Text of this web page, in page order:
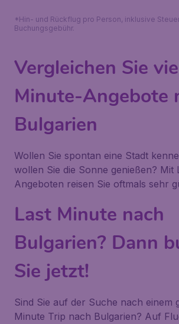
*Hin- und Rückflug pro Person, inklusive
Buchungsgebühr.
Vergleichen Sie
Minute-Angebote
Bulgarien
Wollen Sie spontan eine Stadt
wollen Sie die Sonne genießen? Mit
Angeboten reisen Sie oftmals sehr
Last Minute nach
Bulgarien? Dann
Sie jetzt!
Sind Sie auf der Suche nach einem
Minute Trip nach Bulgarien? Auf